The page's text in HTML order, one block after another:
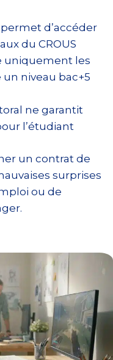
d’accéder
du CROUS
uniquement les
niveau bac+5
ne garantit
l’étudiant
un contrat de
surprises
ou de